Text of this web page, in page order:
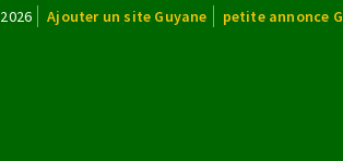
Ajouter un site Guyane petite annonce